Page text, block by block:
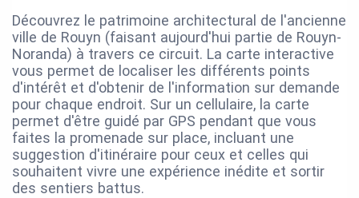
Découvrez le patrimoine architectural de l'ancienne
ville de Rouyn (faisant aujourd'hui partie de Rouyn-
Noranda) à travers ce circuit. La carte interactive
vous permet de localiser les différents points
d'intérêt et d'obtenir de l'information sur demande
pour chaque endroit. Sur un cellulaire, la carte
permet d'être guidé par GPS pendant que vous
faites la promenade sur place, incluant une
suggestion d'itinéraire pour ceux et celles qui
souhaitent vivre une expérience inédite et sortir
des sentiers battus.